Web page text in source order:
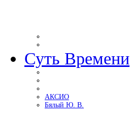
Суть Времени
АКСИО
Бялый Ю. В.